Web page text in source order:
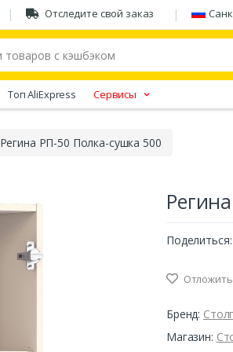
Отследите свой заказ
Tоп AliExpress Сервисы
Регина РП-50 Полка-сушка 500
Поделиться:
Отложить
Бренд:
Магазин: